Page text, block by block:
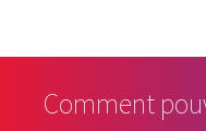
Comment